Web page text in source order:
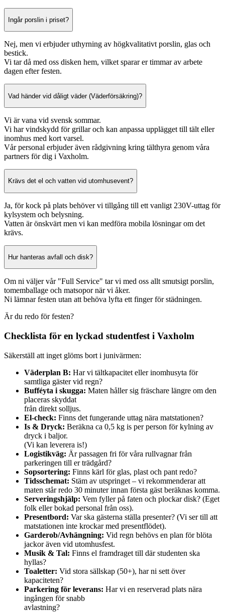
Ingår porslin i priset?
Nej, men vi erbjuder uthyrning av högkvalitativt porslin, glas och
bestick.
Vi tar då med oss disken hem, vilket sparar er timmar av arbete
dagen efter festen.
Vad händer vid dåligt väder (Väderförsäkring)?
Vi är vana vid svensk sommar.
Vi har vindskydd för grillar och kan anpassa upplägget till tält eller
inomhus med kort varsel.
Vår personal erbjuder även rådgivning kring tälthyra genom våra
partners för dig i Vaxholm.
Krävs det el och vatten vid utomhusevent?
Ja, för kock på plats behöver vi tillgång till ett vanligt 230V-uttag för
kylsystem och belysning.
Vatten är önskvärt men vi kan medföra mobila lösningar om det
krävs.
Hur hanteras avfall och disk?
Om ni väljer vår "Full Service" tar vi med oss allt smutsigt porslin,
tomemballage och matsopor när vi åker.
Ni lämnar festen utan att behöva lyfta ett finger för städningen.
Är du redo för festen?
Checklista för en lyckad studentfest i Vaxholm
Säkerställ att inget glöms bort i junivärmen:
Väderplan B: Har vi tältkapacitet eller inomhusyta för
samtliga gäster vid regn?
Bufféyta i skugga: Maten håller sig fräschare längre om den
placeras skyddat
från direkt solljus.
El-check: Finns det fungerande uttag nära matstationen?
Is & Dryck: Beräkna ca 0,5 kg is per person för kylning av
dryck i baljor.
(Vi kan leverera is!)
Logistikväg: Är passagen fri för våra rullvagnar från
parkeringen till er trädgård?
Sopsortering: Finns kärl för glas, plast och pant redo?
Tidsschemat: Stäm av utspringet – vi rekommenderar att
maten står redo 30 minuter innan första gäst beräknas komma.
Serveringshjälp: Vem fyller på faten och plockar disk? (Eget
folk eller bokad personal från oss).
Presentbord: Var ska gästerna ställa presenter? (Vi ser till att
matstationen inte krockar med presentflödet).
Garderob/Avhängning: Vid regn behövs en plan för blöta
jackor även vid utomhusfest.
Musik & Tal: Finns el framdraget till där studenten ska
hyllas?
Toaletter: Vid stora sällskap (50+), har ni sett över
kapaciteten?
Parkering för leverans: Har vi en reserverad plats nära
ingången för snabb
avlastning?